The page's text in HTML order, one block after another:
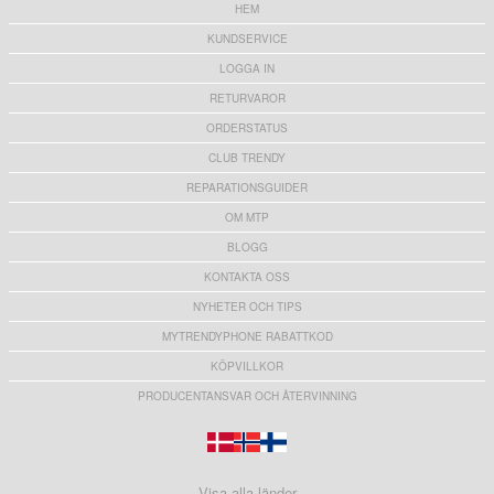
HEM
KUNDSERVICE
LOGGA IN
RETURVAROR
ORDERSTATUS
CLUB TRENDY
REPARATIONSGUIDER
OM MTP
BLOGG
KONTAKTA OSS
NYHETER OCH TIPS
MYTRENDYPHONE RABATTKOD
KÖPVILLKOR
PRODUCENTANSVAR OCH ÅTERVINNING